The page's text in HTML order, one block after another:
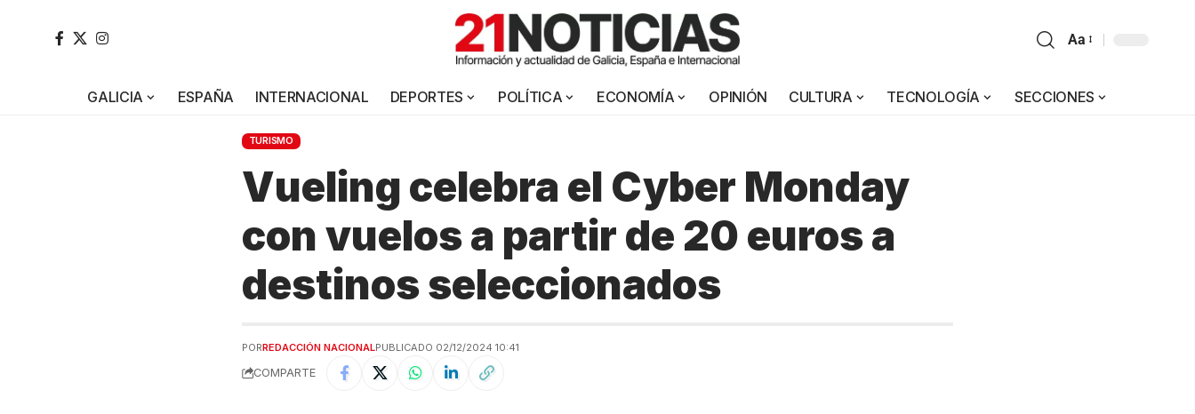
Aa
GALICIA ESPAÑA INTERNACIONAL DEPORTES POLÍTICA ECONOMÍA OPINIÓN CULTURA TECNOLOGÍA SECCIONES
TURISMO
Vueling celebra el Cyber Monday
con vuelos a partir de 20 euros a
destinos seleccionados
PORREDACCIÓN NACIONALPUBLICADO 02/12/2024 10:41
COMPARTE